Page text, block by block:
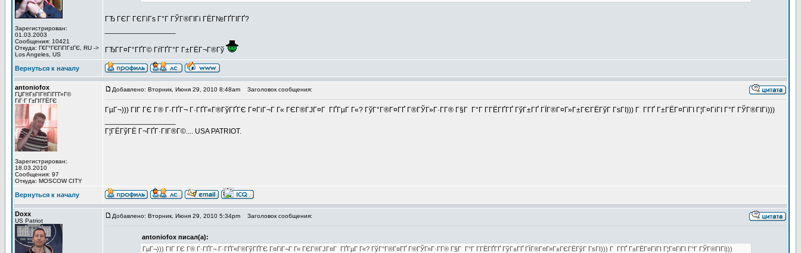
Зарегистрирован:
01.03.2003
Сообщения: 10421
Откуда: Г€Г°ГЄГіГІГ±ГЄ, RU ->
Los Angeles, US
ГЂ ГЄГ ГЄГіГѕ Г°Г ГЎГ®ГІГі ГЁГ№ГҐГІГҐ?
ГЂГ­Г¤Г°ГҐГ© ГѓГҐГ°Г Г±ГЁГ¬Г®Гў
Вернуться к началу
antoniofox
ГЏГ®Г±ГІГ®ГїГ­Г­Г»Г©
ГіГ·Г Г±ГІГ­ГЁГЄ
Зарегистрирован:
18.03.2010
Сообщения: 97
Откуда: MOSCOW CITY
Добавлено: Вторник, Июня 29, 2010 8:48am Заголовок сообщения:
ГµГ¬))) ГІГ ГЄ Г® Г·ГҐГ¬ Г·ГҐГ«Г®ГўГҐГЄ Г¤ГіГ¬Г Г« ГЄГ®ГЈГ¤Г ГҐГµГ Г«? ГўГ°Г®Г¤ГҐ Г®ГЎГ»Г·Г­Г® Г§Г Г°Г Г­ГЁГҐГҐ ГўГ±ГҐ ГЇГ®Г¤Г»Г±ГЄГЁГўГ ГѕГІ))) Г Г­ГҐ Г±ГЁГ¤ГїГІ Г¦Г¤ГіГІ Г°Г ГЎГ®ГІГі)))
Г¦ГЁГўГЁ Г¬ГҐГ·ГІГ®Г©.... USA PATRIOT.
Вернуться к началу
Doxx
US Patriot
Добавлено: Вторник, Июня 29, 2010 5:34pm Заголовок сообщения:
antoniofox писал(а):
ГµГ¬))) ГІГ ГЄ Г® Г·ГҐГ¬ Г·ГҐГ«Г®ГўГҐГЄ Г¤ГіГ¬Г Г« ГЄГ®ГЈГ¤Г ГҐГµГ Г«? ГўГ°Г®Г¤ГҐ Г®ГЎГ»Г·Г­Г® Г§Г Г°Г Г­ГЁГҐГҐ ГўГ±ГҐ ГЇГ®Г¤Г»Г±ГЄГЁГўГ ГѕГІ))) Г Г­ГҐ Г±ГЁГ¤ГїГІ Г¦Г¤ГіГІ Г°Г ГЎГ®ГІГі)))